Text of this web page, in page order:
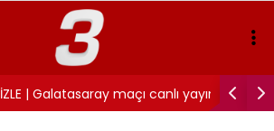
| Galatasaray maçı canlı yayın Somer